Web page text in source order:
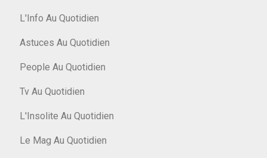
L'Info Au Quotidien
Astuces Au Quotidien
People Au Quotidien
Tv Au Quotidien
L'Insolite Au Quotidien
Le Mag Au Quotidien